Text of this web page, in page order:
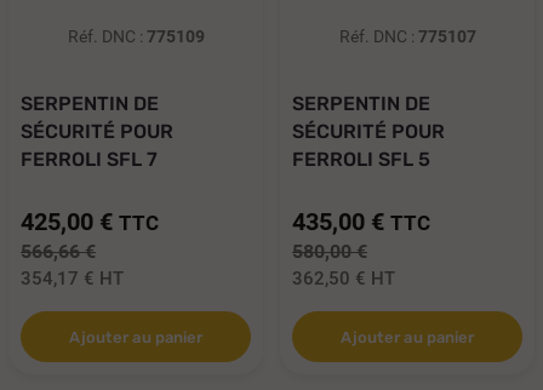
Réf. DNC : 775109
SERPENTIN DE
SÉCURITÉ POUR
FERROLI SFL 7
425,00 € TTC
566,66 €
354,17 € HT
Ajouter au panier
Réf. DNC : 775107
SERPENTIN DE
SÉCURITÉ POUR
FERROLI SFL 5
435,00 € TTC
580,00 €
362,50 € HT
Ajouter au panier